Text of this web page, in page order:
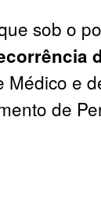
sob o
e
de